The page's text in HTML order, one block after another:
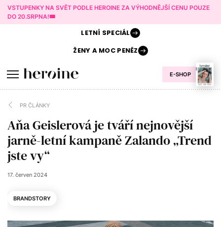
VSTUPENKY NA SVĚT PODLE HEROINE ZA VÝHODNĚJŠÍ CENU POUZE
DO 20.SRPNA!🎟️
E-SHOP
LETNÍ SPECIÁL
ŽENY AMOC PENĚZ
PR ČLÁNKY
Aňa Geislerová je tváří nejnovější
jarně-letní kampaně Zalando „Trend
jste vy“
17. červen 2024
BRANDSTORY